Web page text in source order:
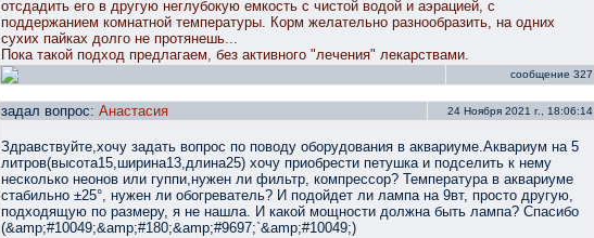
отсдадить его в другую неглубокую емкость с чистой водой и аэрацией, с
поддержанием комнатной температуры. Корм желательно разнообразить, на одних
сухих пайках долго не протянешь...
Пока такой подход предлагаем, без активного "лечения" лекарствами.
сообщение 327
задал вопрос: Анастасия 24 Ноября 2021 г., 18:06:14
Здравствуйте,хочу задать вопрос по поводу оборудования в аквариуме.Аквариум на 5
литров(высота15,ширина13,длина25) хочу приобрести петушка и подселить к нему
несколько неонов или гуппи,нужен ли фильтр, компрессор? Температура в аквариуме
стабильно ±25°, нужен ли обогреватель? И подойдет ли лампа на 9вт, просто другую,
подходящую по размеру, я не нашла. И какой мощности должна быть лампа? Спасибо
(&amp;#10049;&amp;#180;&amp;#9697;`&amp;#10049;)